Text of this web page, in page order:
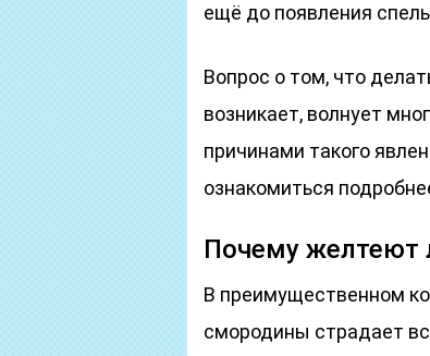
ещё до появления
Вопрос о том, что
возникает, волнует
причинами такого
ознакомиться
Почему желтеют
В преимущественном
смородины страдает